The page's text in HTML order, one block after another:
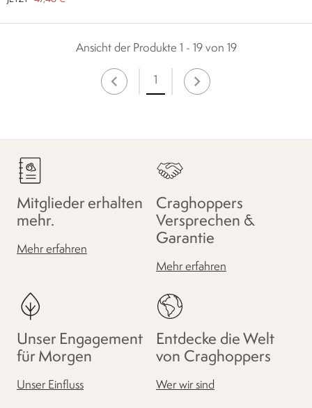
Ansicht der Produkte 1 - 19 von 19
1
Mitglieder erhalten
mehr.
Mehr erfahren
Craghoppers
Versprechen &
Garantie
Mehr erfahren
Unser Engagement
für Morgen
Unser Einfluss
Entdecke die Welt
von Craghoppers
Wer wir sind